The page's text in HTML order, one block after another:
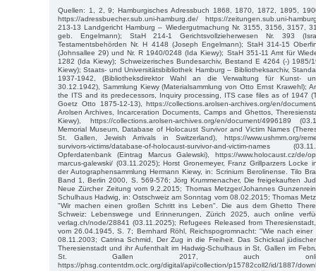
Quellen: 1, 2, 9; Hamburgisches Adressbuch 1868, 1870, 1872, 1895,
https://adressbuecher.sub.uni-hamburg.de/ https://zeitungen.sub.uni-
213-13 Landgericht Hamburg – Wiedergutmachung Nr. 3155, 3156, 3157,
geb. Engelmann); StaH 214-1 Gerichtsvollzieherwesen Nr. 393
Testamentsbehörden Nr. H 4148 (Joseph Engelmann); StaH 314-15
(Johnsallee 29) und Nr. R 1940/0248 (Ida Kiewy); StaH 351-11 Amt für
1282 (Ida Kiewy); Schweizerisches Bundesarchiv, Bestand E 4264 (-) 1985/
Kiewy); Staats- und Universitätsbibliothek Hamburg – Bibliotheksarchiv,
1937-1942, (Bibliotheksdirektor Wahl an die Verwaltung für Kunst-
30.12.1942), Sammlung Kiewy (Materialsammlung von Otto Ernst Krawehl);
the ITS and its predecessors, Inquiry processing, ITS case files as of 1947
Goetz Otto 1875-12-13), https://collections.arolsen-archives.org/en/
Arolsen Archives, Incarceration Documents, Camps and Ghettos,
Kiewy), https://collections.arolsen-archives.org/en/document/4996189
Memorial Museum, Database of Holocaust Survivor and Victim Names
St. Gallen, Jewish Arrivals in Switzerland), https://www.ushmm.org/
survivors-victims/database-of-holocaust-survivor-and-victim-names
Opferdatenbank (Eintrag Marcus Galewski), https://www.holocaust.cz/de/
marcus-galewski/ (03.11.2025); Horst Gronemeyer, Franz Grillparzers Locke
der Autographensammlung Hermann Kiewy, in: Scrinium Berolinense. Tilo
Band 1, Berlin 2000, S. 569-576; Jörg Krummenacher, Die freigekauften
Neue Zürcher Zeitung vom 9.2.2015; Thomas Metzger/Johannes
Schulhaus Hadwig, in: Ostschweiz am Sonntag vom 08.02.2015; Thomas
"Wir machen einen großen Schritt ins Leben". Die aus dem Ghetto
Schweiz: Lebenswege und Erinnerungen, Zürich 2025, auch online
verlag.ch/node/28841 (03.11.2025); Refugees Released from
vom 26.04.1945, S. 7; Bernhard Röhl, Reichspogromnacht: "Wie nach
08.11.2003; Catrina Schmid, Der Zug in die Freiheit. Das Schicksal
Theresienstadt und ihr Aufenthalt im Hadwig-Schulhaus in St. Gallen im
St. Gallen 2017, auch online
https://phsg.contentdm.oclc.org/digital/api/collection/p15782coll2/id/1887/